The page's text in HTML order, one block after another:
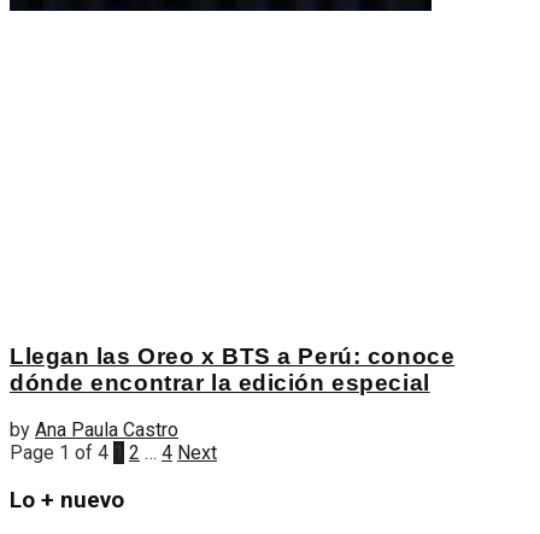
Llegan las Oreo x BTS a Perú: conoce
dónde encontrar la edición especial
by Ana Paula Castro
Page 1 of 4
2 … 4 Next
Lo + nuevo